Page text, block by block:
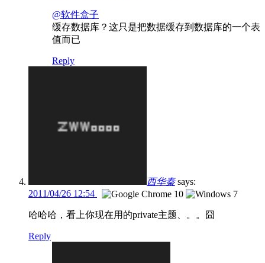
@软件盒子
缓存数据库？这只是把数据缓存到数据库的一个表
值而已
Reply
西华秦 says:
2011/04/26 12:54
哈哈哈，看上你现在用的private主题、。。囧
Reply